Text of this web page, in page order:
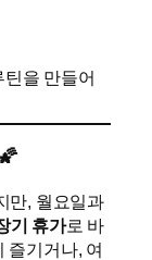
을 만들어
만, 월요일과
기 휴가로 바
즐기거나, 여